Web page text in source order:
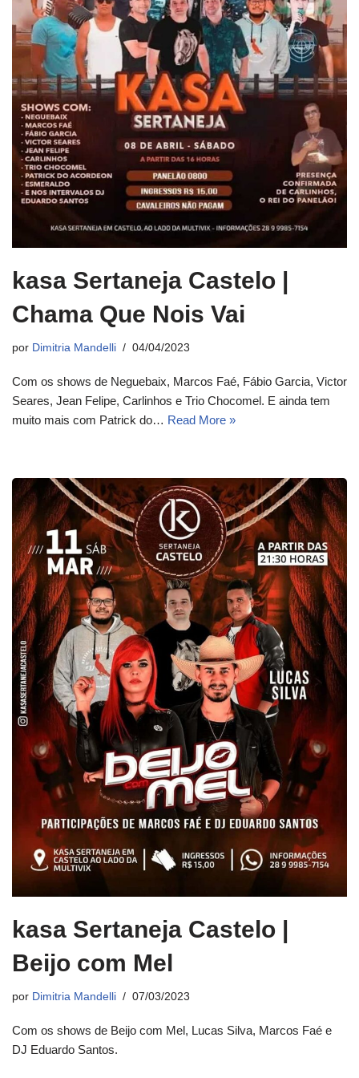
kasa Sertaneja Castelo |
Chama Que Nois Vai
por Dimitria Mandelli 04/04/2023
Com os shows de Neguebaix, Marcos Faé, Fábio Garcia, Victor
Seares, Jean Felipe, Carlinhos e Trio Chocomel. E ainda tem
muito mais com Patrick do… Read More »
kasa Sertaneja Castelo |
Beijo com Mel
por Dimitria Mandelli 07/03/2023
Com os shows de Beijo com Mel, Lucas Silva, Marcos Faé e
DJ Eduardo Santos.